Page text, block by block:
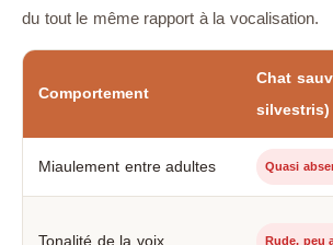
du tout le même rapport à la vocalisation.
Comportement
Chat
silvestris)
Miaulement entre adultes Quasi
Tonalité de la voix Rude, peu